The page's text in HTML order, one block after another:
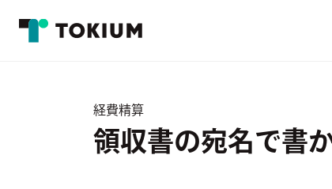
経費精算
領収書の宛名で書